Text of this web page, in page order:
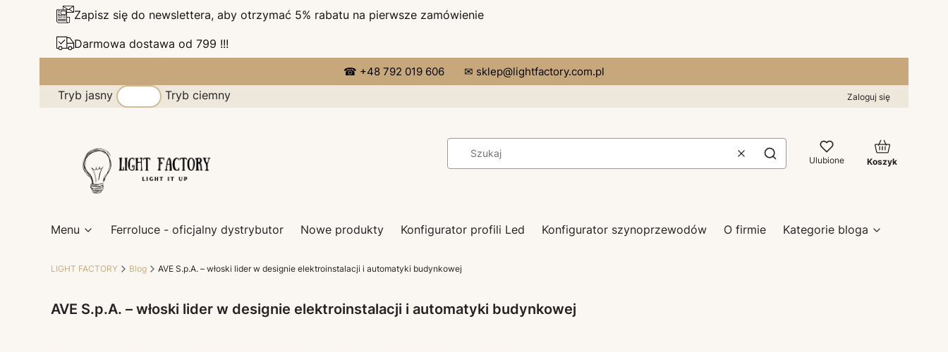
Zapisz się do newslettera, aby otrzymać 5% rabatu na pierwsze zamówienie
Darmowa dostawa od 799 !!!
☎ +48 792 019 606 ✉ sklep@lightfactory.com.pl
Tryb jasny Tryb ciemny Zaloguj się
WyczyśćSzukaj Ulubione
Produkty w
Koszyk
Menu Ferroluce - oficjalny dystrybutor Nowe produkty Konfigurator profili Led Konfigurator szynoprzewodów O firmie Kategorie bloga
LIGHT FACTORY Blog AVE S.p.A. – włoski lider w designie elektroinstalacji i automatyki budynkowej
AVE S.p.A. – włoski lider w designie elektroinstalacji i automatyki budynkowej